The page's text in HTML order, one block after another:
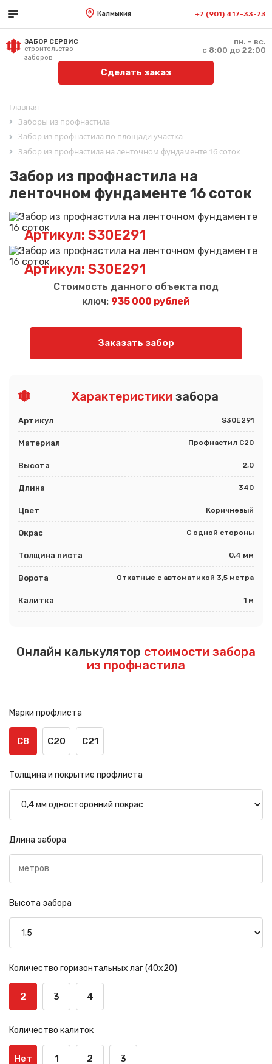
Калмыкия +7 (901) 417-33-73
ЗАБОР СЕРВИС
строительство
заборов
пн. - вс.
с 8:00 до 22:00
Сделать заказ
Главная
Заборы из профнастила
Забор из профнастила по площади участка
Забор из профнастила на ленточном фундаменте 16 соток
Забор из профнастила на
ленточном фундаменте 16 соток
Артикул: S30E291
Артикул: S30E291
Стоимость данного объекта под
ключ: 935 000 рублей
Заказать забор
Характеристики забора
Артикул S30E291
Материал Профнастил С20
Высота 2,0
Длина 340
Цвет Коричневый
Окрас С одной стороны
Толщина листа 0,4 мм
Ворота Откатные с автоматикой 3,5 метра
Калитка 1 м
Онлайн калькулятор стоимости забора
из профнастила
Марки профлиста
С8 С20 С21
Толщина и покрытие профлиста
Длина забора
Высота забора
Количество горизонтальных лаг (40х20)
2 3 4
Количество калиток
Нет 1 2 3